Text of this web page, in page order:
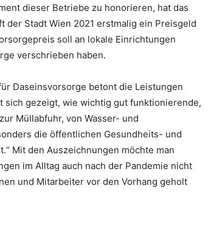
dieser Betriebe zu honorieren, hat das
der Stadt Wien 2021 erstmalig ein Preisgeld
soll an lokale Einrichtungen
verschrieben haben.
Daseinsvorsorge betont die Leistungen
sich gezeigt, wie wichtig gut funktionierende,
Müllabfuhr, von Wasser- und
die öffentlichen Gesundheits- und
Mit den Auszeichnungen möchte man
im Alltag auch nach der Pandemie nicht
und Mitarbeiter vor den Vorhang geholt